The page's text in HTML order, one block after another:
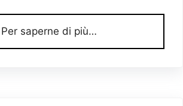
Per saperne di più…